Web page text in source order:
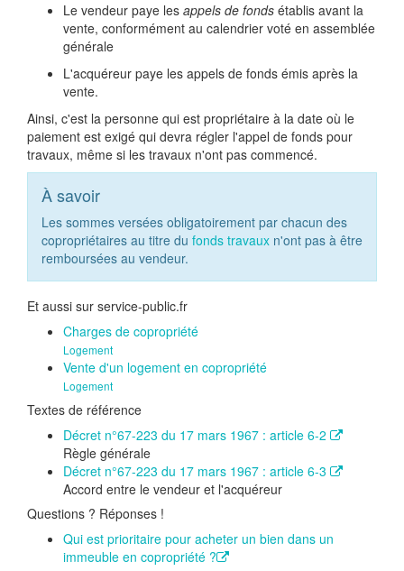
Le vendeur paye les appels de fonds établis avant la
vente, conformément au calendrier voté en assemblée
générale
L'acquéreur paye les appels de fonds émis après la
vente.
Ainsi, c'est la personne qui est propriétaire à la date où le
paiement est exigé qui devra régler l'appel de fonds pour
travaux, même si les travaux n'ont pas commencé.
À savoir
Les sommes versées obligatoirement par chacun des
copropriétaires au titre du fonds travaux n'ont pas à être
remboursées au vendeur.
Et aussi sur service-public.fr
Charges de copropriété
Logement
Vente d'un logement en copropriété
Logement
Textes de référence
Décret n°67-223 du 17 mars 1967 : article 6-2
Règle générale
Décret n°67-223 du 17 mars 1967 : article 6-3
Accord entre le vendeur et l'acquéreur
Questions ? Réponses !
Qui est prioritaire pour acheter un bien dans un
immeuble en copropriété ?